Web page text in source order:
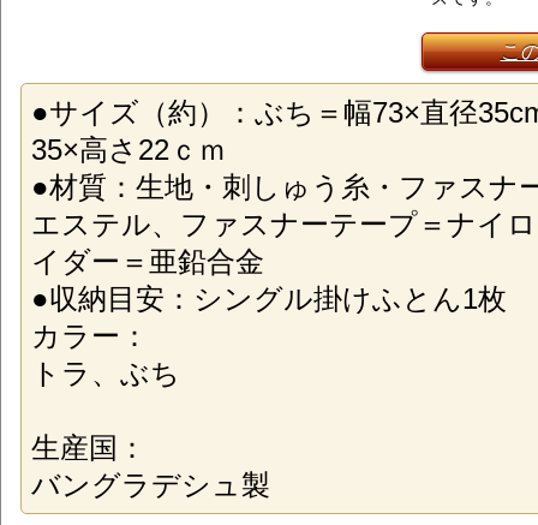
こ
●サイズ（約）：ぶち＝幅73×直径
35×高さ22ｃｍ
●材質：生地・刺しゅう糸・ファスナ
エステル、ファスナーテープ＝ナイ
イダー＝亜鉛合金
●収納目安：シングル掛けふとん1枚
カラー：
トラ、ぶち
生産国：
バングラデシュ製